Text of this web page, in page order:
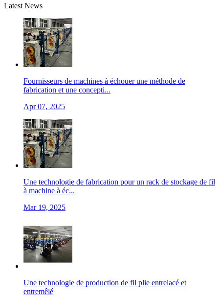
Latest News
Fournisseurs de machines à échouer une méthode de
fabrication et une concepti...
Apr 07, 2025
Une technologie de fabrication pour un rack de stockage de fil
à machine à éc...
Mar 19, 2025
Une technologie de production de fil plie entrelacé et
entremêlé